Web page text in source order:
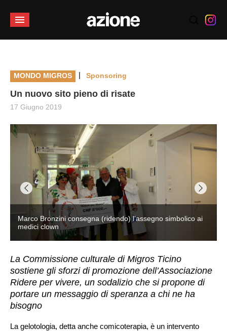
MONDO MIGROS | Sponsoring
Un nuovo sito pieno di risate
17 Giugno 2019
Marco Bronzini consegna (ridendo) l’assegno simbolico ai
medici clown
La Commissione culturale di Migros Ticino
sostiene gli sforzi di promozione dell’Associazione
Ridere per vivere, un sodalizio che si propone di
portare un messaggio di speranza a chi ne ha
bisogno
La gelotologia, detta anche comicoterapia, è un intervento